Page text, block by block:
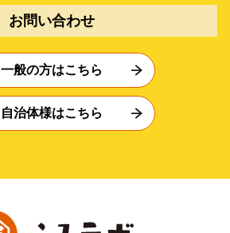
お問い合わせ
一般の方はこちら
自治体様はこちら